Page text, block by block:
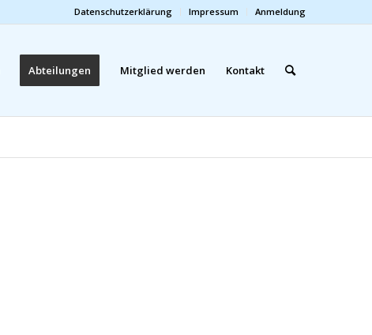
Datenschutzerklärung Impressum Anmeldung
Abteilungen Mitglied werden Kontakt